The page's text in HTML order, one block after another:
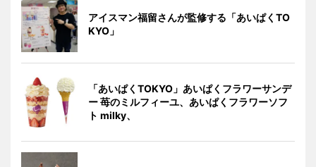
アイスマン福留さんが監修する「あいぱくTO
KYO」
「あいぱくTOKYO」あいぱくフラワーサンデ
ー 苺のミルフィーユ、あいぱくフラワーソフ
ト milky、